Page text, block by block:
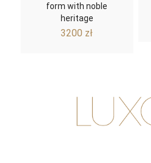
form with noble
heritage
3200 zł